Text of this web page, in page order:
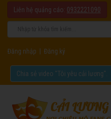
Liên hệ quảng cáo: 0932221090
Đăng nhập Đăng ký
Chia sẻ video "Tôi yêu cải lương".